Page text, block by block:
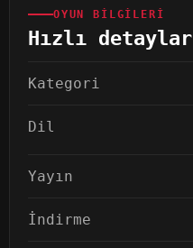
OYUN BILGILERI
Hızlı detaylar
Kategori
Dil
Yayın
İndirme